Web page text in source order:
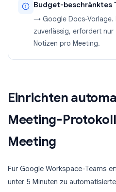
Budget-beschränktes
→ Google Docs-Vorlage.
zuverlässig, erfordert
Notizen pro Meeting.
Einrichten
Meeting-
Meeting
Für Google Workspace-Teams
unter 5 Minuten zu